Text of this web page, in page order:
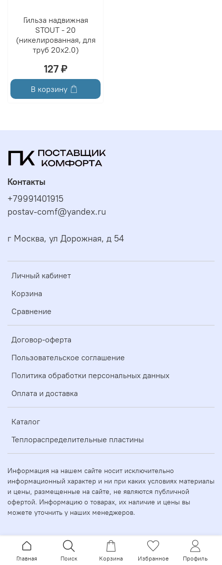
Гильза надвижная
STOUT - 20
(никелированная, для
труб 20x2.0)
127 ₽
В корзину
Личный кабинет
Корзина
Сравнение
Договор-оферта
Пользовательское соглашение
Политика обработки персональных данных
Оплата и доставка
Каталог
Теплораспределительные пластины
Контакты
+79991401915
postav-comf@yandex.ru
г Москва, ул Дорожная, д 54
Информация на нашем сайте носит исключительно
информационный характер и ни при каких условиях материалы
и цены, размещенные на сайте, не являются публичной
офертой. Информацию о товарах, их наличие и цены вы
можете уточнить у наших менеджеров.
Главная Поиск Корзина Избранное Профиль